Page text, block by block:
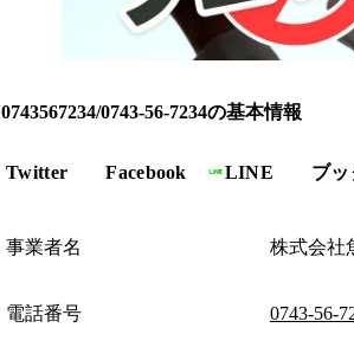
0743567234/0743-56-7234の基本情報
Twitter Facebook LINE ブッ
事業者名 株式会社
電話番号 0743-56-